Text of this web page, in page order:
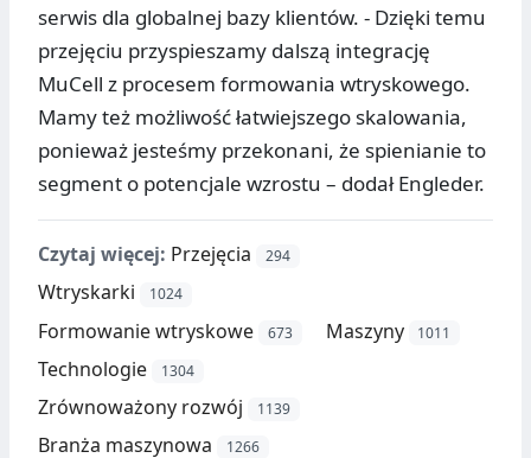
serwis dla globalnej bazy klientów. - Dzięki temu
przejęciu przyspieszamy dalszą integrację
MuCell z procesem formowania wtryskowego.
Mamy też możliwość łatwiejszego skalowania,
ponieważ jesteśmy przekonani, że spienianie to
segment o potencjale wzrostu – dodał Engleder.
Czytaj więcej: Przejęcia 294
Wtryskarki 1024
Formowanie wtryskowe 673 Maszyny 1011
Technologie 1304
Zrównoważony rozwój 1139
Branża maszynowa 1266